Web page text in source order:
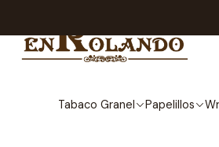
Tabaco Granel Papelillos